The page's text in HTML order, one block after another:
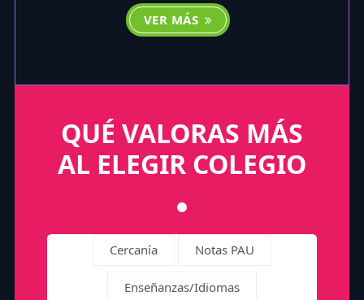
VER MÁS
QUÉ VALORAS MÁS
AL ELEGIR COLEGIO
Cercanía Notas PAU
Enseñanzas/Idiomas